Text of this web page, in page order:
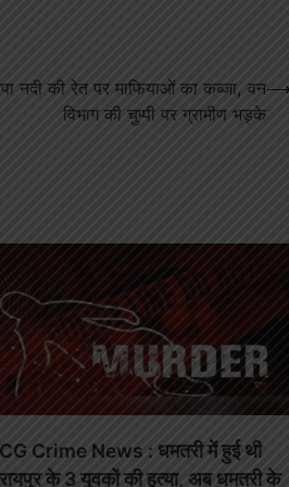
नदी की रेत पर माफियाओं का कब्जा, वन
विभाग की चुप्पी पर ग्रामीण भड़के
⟶
CG Crime News : धमतरी में हुई थी
रायपुर के 3 युवकों की हत्या, अब धमतरी के